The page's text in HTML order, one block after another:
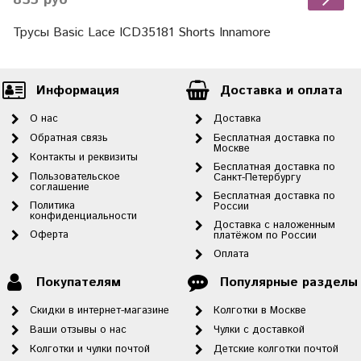
Трусы Basic Lace ICD35181 Shorts Innamore
Информация
О нас
Обратная связь
Контакты и реквизиты
Пользовательское
соглашение
Политика
конфиденциальности
Оферта
Доставка и оплата
Доставка
Бесплатная доставка по
Москве
Бесплатная доставка по
Санкт-Петербургу
Бесплатная доставка по
России
Доставка с наложенным
платёжом по России
Оплата
Покупателям
Скидки в интернет-магазине
Ваши отзывы о нас
Колготки и чулки почтой
Популярные разделы
Колготки в Москве
Чулки с доставкой
Детские колготки почтой